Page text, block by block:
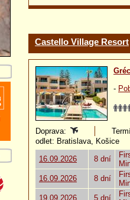
Castello Village Resort
-
Doprava:
odlet: Bratislava, Košice
16.09.2026
8 dní
16.09.2026
8 dní
19.09.2026
5 dní